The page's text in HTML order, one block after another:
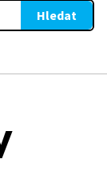
Hledat